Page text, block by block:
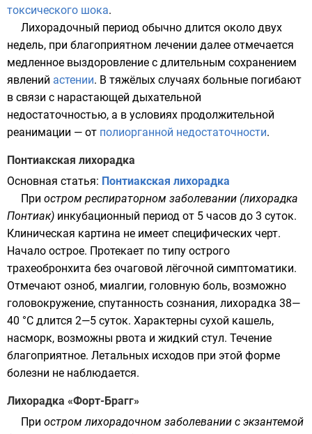
токсического шока.
Лихорадочный период обычно длится около двух
недель, при благоприятном лечении далее отмечается
медленное выздоровление с длительным сохранением
явлений астении. В тяжёлых случаях больные погибают
в связи с нарастающей дыхательной
недостаточностью, а в условиях продолжительной
реанимации — от полиорганной недостаточности.
Понтиакская лихорадка
Основная статья: Понтиакская лихорадка
При остром респираторном заболевании (лихорадка
Понтиак) инкубационный период от 5 часов до 3 суток.
Клиническая картина не имеет специфических черт.
Начало острое. Протекает по типу острого
трахеобронхита без очаговой лёгочной симптоматики.
Отмечают озноб, миалгии, головную боль, возможно
головокружение, спутанность сознания, лихорадка 38—
40 °С длится 2—5 суток. Характерны сухой кашель,
насморк, возможны рвота и жидкий стул. Течение
благоприятное. Летальных исходов при этой форме
болезни не наблюдается.
Лихорадка «Форт-Брагг»
При остром лихорадочном заболевании с экзантемой